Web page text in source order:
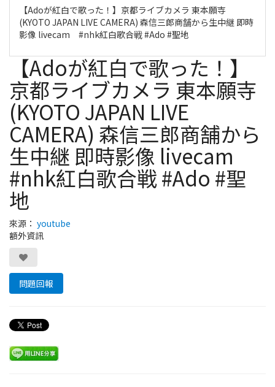
【Adoが紅白で歌った！】京都ライブカメラ 東本願寺
(KYOTO JAPAN LIVE CAMERA) 森信三郎商舗から生中継 即時
影像 livecam #nhk紅白歌合戦 #Ado #聖地
【Adoが紅白で歌った！】
京都ライブカメラ 東本願寺
(KYOTO JAPAN LIVE
CAMERA) 森信三郎商舗から
生中継 即時影像 livecam
#nhk紅白歌合戦 #Ado #聖
地
來源： youtube
額外資訊
問題回報